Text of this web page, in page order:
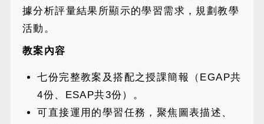
據分析評量結果所顯示的學習需求，規劃教學
活動。
教案內容
七份完整教案及搭配之授課簡報（EGAP共
4份、ESAP共3份）。
可直接運用的學習任務，聚焦圖表描述、